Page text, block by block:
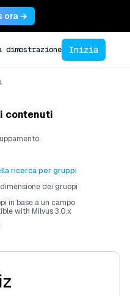
ora →
dimostrazione Inizia
contenuti
ricerca per gruppi
dei gruppi
in base a un campo
with Milvus 3.0.x